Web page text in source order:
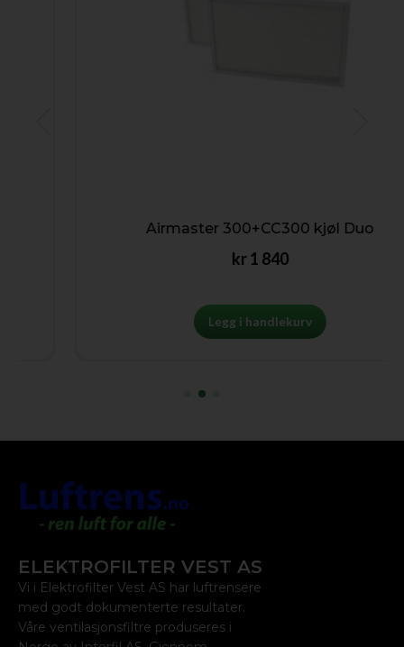
Airmaster 300+CC300 kjøl Duo
1 840
Legg i handlekurv
ELEKTROFILTER VEST AS
Vi i Elektrofilter Vest AS har luftrensere
med godt dokumenterte resultater.
Våre ventilasjonsfiltre produseres i